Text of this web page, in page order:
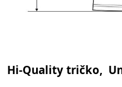
Hi-Quality tričko,